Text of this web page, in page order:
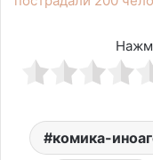
комика-